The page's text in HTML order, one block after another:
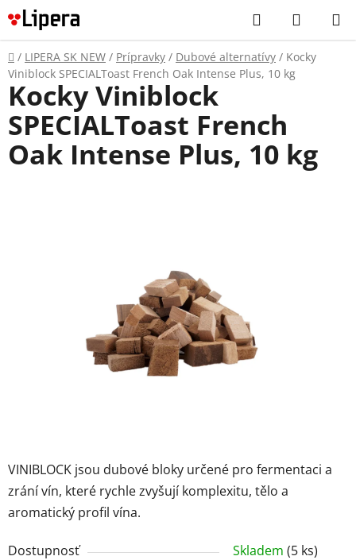
Prejsť
na
obsah
Hľadať
KOŠÍK
Domov
/ LIPERA SK NEW / Prípravky / Dubové alternatívy / Kocky
Viniblock SPECIALToast French Oak Intense Plus, 10 kg
VINIBLOCK jsou dubové bloky určené pro fermentaci a
zrání vín, které rychle zvyšují komplexitu, tělo a
aromatický profil vína.
Dostupnosť Skladem (5 ks)
Kocky Viniblock
SPECIALToast French
Oak Intense Plus, 10 kg